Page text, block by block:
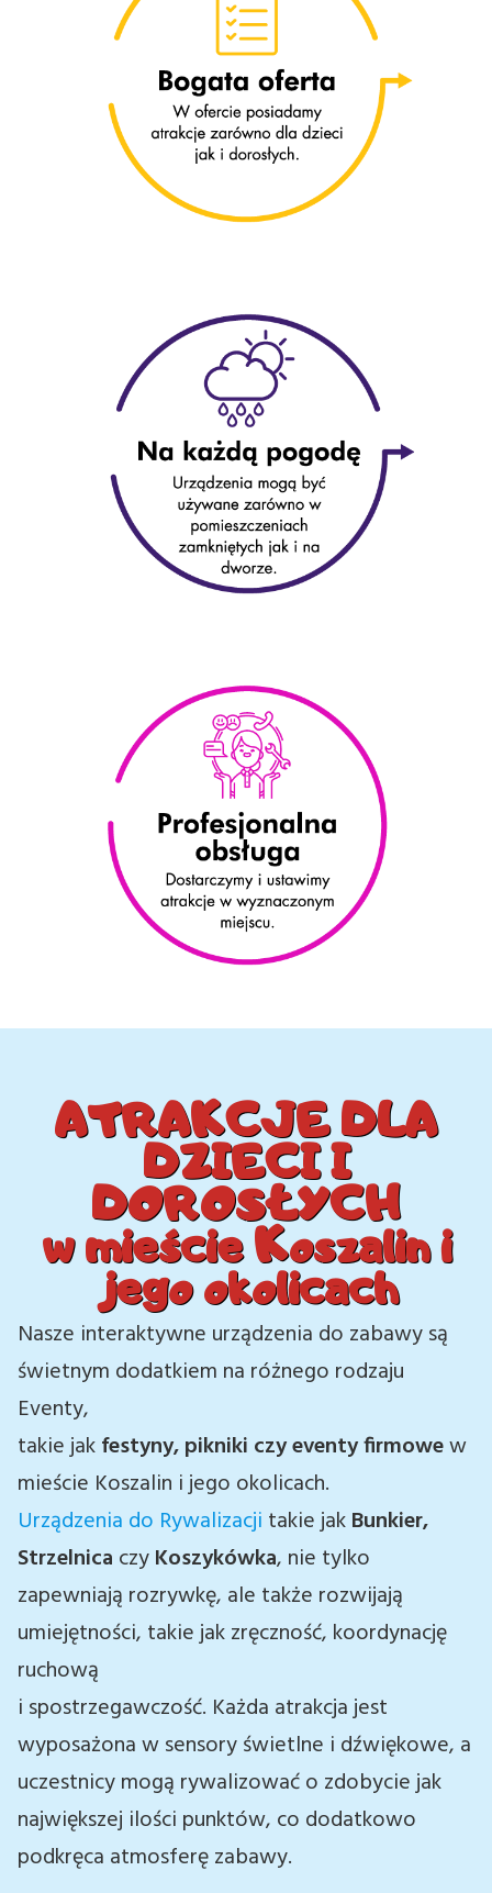
ATRAKCJE DLA
DZIECI I
DOROSŁYCH
w mieście Koszalin i
jego okolicach
Nasze interaktywne urządzenia do zabawy są
świetnym dodatkiem na różnego rodzaju
Eventy,
takie jakfestyny, pikniki czy eventy firmowew
mieście Koszalin i jego okolicach.
Urządzenia do Rywalizacji takie jakBunkier,
Strzelnica czyKoszykówka, nie tylko
zapewniają rozrywkę, ale także rozwijają
umiejętności, takie jak zręczność, koordynację
ruchową
i spostrzegawczość. Każda atrakcja jest
wyposażona w sensory świetlne i dźwiękowe, a
uczestnicy mogą rywalizować o zdobycie jak
największej ilości punktów, co dodatkowo
podkręca atmosferę zabawy.